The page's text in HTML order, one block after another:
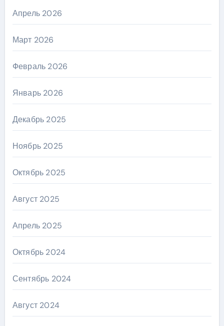
Апрель 2026
Март 2026
Февраль 2026
Январь 2026
Декабрь 2025
Ноябрь 2025
Октябрь 2025
Август 2025
Апрель 2025
Октябрь 2024
Сентябрь 2024
Август 2024